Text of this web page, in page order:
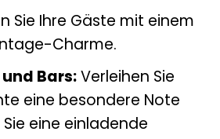
Sie Ihre Gäste mit einem
Charme.
Bars:Verleihen Sie
eine besondere Note
eine einladende